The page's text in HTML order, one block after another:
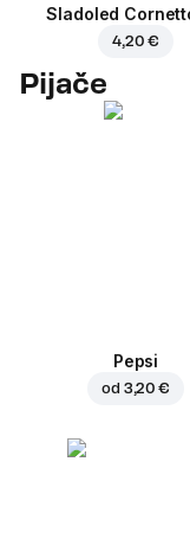
Sladoled
4,20 €
Pijače
Pepsi
od 3,20 €